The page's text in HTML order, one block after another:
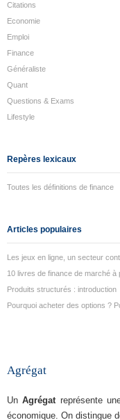
Citations
Economie
Emploi
Finance
Généraliste
Quant
Questions & Exams
Lifestyle
Repères lexicaux
Toutes les définitions de finance
Articles populaires
Les jeux en ligne, un secteur
10 livres de finance de marché à
Produits structurés : introduction
Pourquoi acheter des options ?
Agrégat
UnAgrégatreprésente
économique. On distingue